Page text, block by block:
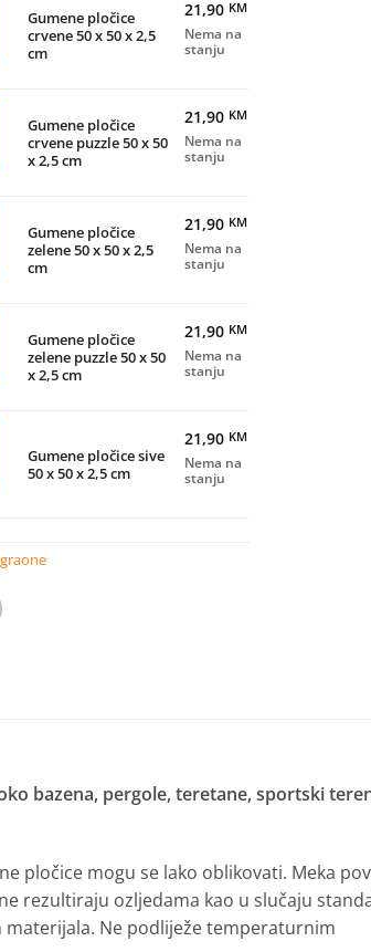
Gumene pločice
crvene 50 x 50 x 2,5
cm
21,90 KM
Nema na
stanju
Gumene pločice
crvene puzzle 50 x 50
x 2,5 cm
21,90 KM
Nema na
stanju
Gumene pločice
zelene 50 x 50 x 2,5
cm
21,90 KM
Nema na
stanju
Gumene pločice
zelene puzzle 50 x 50
x 2,5 cm
21,90 KM
Nema na
stanju
Gumene pločice sive
50 x 50 x 2,5 cm
21,90 KM
Nema na
stanju
bazena, pergole, teretane, sportski
pločice mogu se lako oblikovati. Meka
rezultiraju ozljedama kao u slučaju
materijala. Ne podliježe temperaturnim